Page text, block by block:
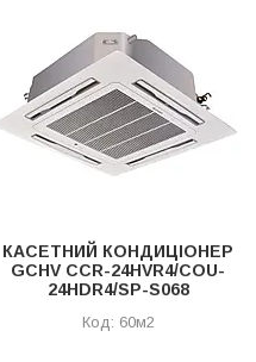
КАСЕТНИЙ КОНДИЦІОНЕР
GCHV СCR-24HVR4/COU-
24HDR4/SP-S068
60м2